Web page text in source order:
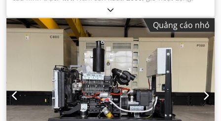
dẫn động bốn bánh
Quảng cáo nhỏ